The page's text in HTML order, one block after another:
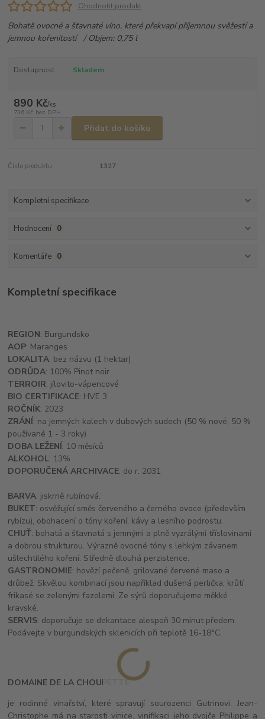
Ohodnotit produkt
Bohatě ovocné a šťavnaté víno, které překvapí příjemnou svěžestí a
jemnou kořenitostí / Objem: 0,75 l
Dostupnost Skladem
890 Kč/ks
736 Kč bez DPH
Přidat do košíku
Číslo produktu: 1327
Kompletní specifikace
Hodnocení 0
Komentáře 0
Kompletní specifikace
REGION: Burgundsko
AOP: Maranges
LOKALITA: bez názvu (1 hektar)
ODRŮDA: 100% Pinot noir
TERROIR: jílovito-vápencové
BIO CERTIFIKACE: HVE 3
ROČNÍK: 2023
ZRÁNÍ: na jemných kalech v dubových sudech (50 % nové, 50 %
používané 1 - 3 roky)
DOBA LEŽENÍ: 10 měsíců
ALKOHOL: 13%
DOPORUČENÁ ARCHIVACE: do r. 2031
BARVA: jiskrně rubínová.
BUKET: osvěžující směs červeného a černého ovoce (především
rybízu), obohacení o tóny koření, kávy a lesního podrostu.
CHUŤ: bohatá a šťavnatá s jemnými a plně vyzrálými tříslovinami
a dobrou strukturou. Výrazně ovocné tóny s lehkým závanem
ušlechtilého koření. Středně dlouhá perzistence.
GASTRONOMIE: hovězí pečeně, grilované červené maso a
drůbež. Skvělou kombinací jsou například dušená perlička, krůtí
frikasé se zelenými fazolemi. Ze sýrů doporučujeme měkké
kravské.
SERVIS: doporučuje se dekantace alespoň 30 minut předem.
Podávejte v burgundských sklenicích při teplotě 16-18°C.
DOMAINE DE LA CHOUPETTE
je rodinné vinařství, které spravují sourozenci Gutrinovi. Jean-
Christophe má na starosti vinice, vinifikaci jeho dvojče Philippe a